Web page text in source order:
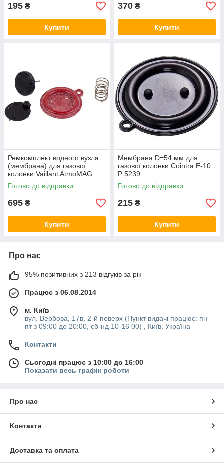
195 ₴
Купити
370 ₴
Купити
Ремкомплект водного вузла
(мембрана) для газової
колонки Vaillant AtmoMAG
INT/OE 115300
Готово до відправки
695 ₴
Купити
Мембрана D=54 мм для
газової колонки Cointra E-10
P 5239
Готово до відправки
215 ₴
Купити
Про нас
95% позитивних з 213 відгуків за рік
Працює з 06.08.2014
м. Київ
вул. Вербова, 17в, 2-й поверх (Пункт видачі працює: пн-
пт з 09:00 до 20:00, сб-нд 10-16 00) , Київ, Україна
Контакти
Сьогодні працює з 10:00 до 16:00
Показати весь графік роботи
Про нас
Контакти
Доставка та оплата